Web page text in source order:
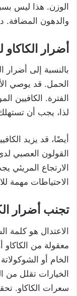
الوزن. هذا ليس
والدهون المضافة.
أضرار
بالنسبة إلى أضرار
الحمل. قد يوصي
الفترة. الكافيين
لذا، يجب أن تستهلك
أيضًا، قد يزيد
القولون العصبي
الارتجاع المريئي
الاحتياطات مهمة
تجنب أضرار
الاعتدال هو كلمة
معقولة من الكاكاو
الخام أو
الخيارات تقلل من
سعرات الكاكاو.